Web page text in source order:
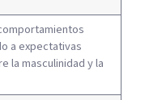
a expectativas
la masculinidad y la